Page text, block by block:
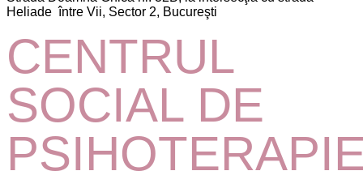
Heliade între Vii, Sector 2, Bucureşti
CENTRUL
SOCIAL DE